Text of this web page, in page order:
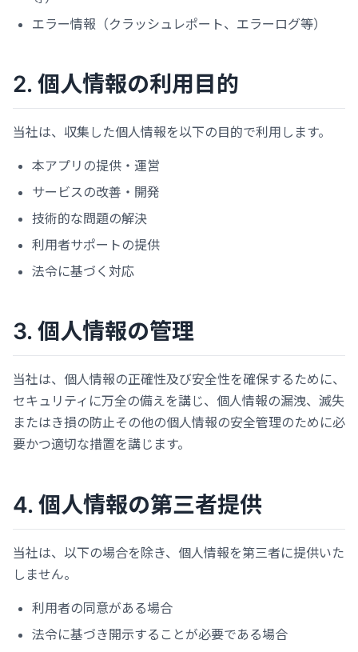
エラー情報（クラッシュレポート、エラーログ等）
2. 個人情報の利用目的
当社は、収集した個人情報を以下の目的で利用します。
本アプリの提供・運営
サービスの改善・開発
技術的な問題の解決
利用者サポートの提供
法令に基づく対応
3. 個人情報の管理
当社は、個人情報の正確性及び安全性を確保するために、
セキュリティに万全の備えを講じ、個人情報の漏洩、滅失
またはき損の防止その他の個人情報の安全管理のために必
要かつ適切な措置を講じます。
4. 個人情報の第三者提供
当社は、以下の場合を除き、個人情報を第三者に提供いた
しません。
利用者の同意がある場合
法令に基づき開示することが必要である場合